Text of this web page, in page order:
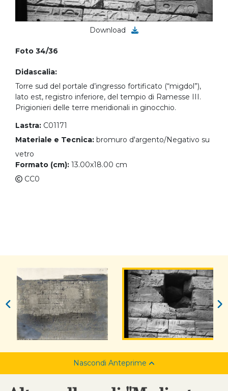
Download
Foto 34/36
Didascalia:
Torre sud del portale d’ingresso fortificato (“migdol”),
lato est, registro inferiore, del tempio di Ramesse III.
Prigionieri delle terre meridionali in ginocchio.
Lastra: C01171
Materiale e Tecnica: bromuro d'argento/Negativo su
vetro
Formato (cm): 13.00x18.00 cm
CC0
Nascondi Anteprime